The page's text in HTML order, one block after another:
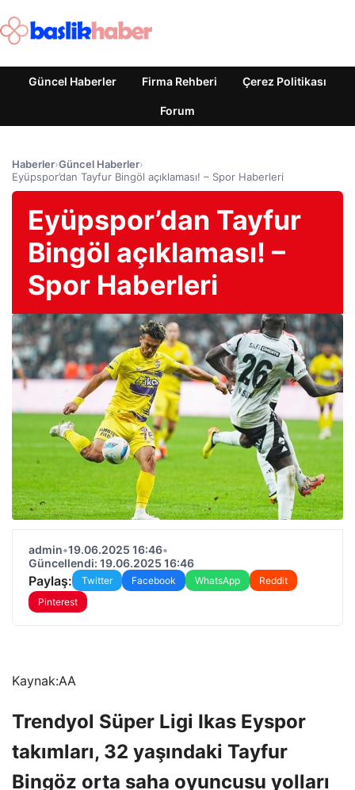
Güncel Haberler Firma Rehberi Çerez Politikası
Forum
Haberler›Güncel Haberler›
Eyüpspor’dan Tayfur Bingöl açıklaması! – Spor Haberleri
Eyüpspor’dan Tayfur
Bingöl açıklaması! –
Spor Haberleri
admin•19.06.2025 16:46•
Güncellendi: 19.06.2025 16:46
Paylaş: Twitter Facebook WhatsApp
Reddit
Pinterest
Kaynak:AA
Trendyol Süper Ligi Ikas Eyspor
takımları, 32 yaşındaki Tayfur
Bingöz orta saha oyuncusu yolları